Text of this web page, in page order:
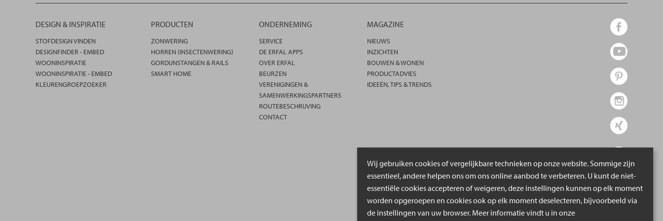
Wij gebruiken cookies of vergelijkbare technieken op onze website. Sommige zijn
essentieel, andere helpen ons om ons online aanbod te verbeteren. U kunt de niet-
essentiële cookies accepteren of weigeren, deze instellingen kunnen op elk moment
worden opgeroepen en cookies ook op elk moment deselecteren, bijvoorbeeld via
de instellingen van uw browser. Meer informatie vindt u in onze
DESIGN & INSPIRATIE
STOFDESIGN VINDEN
DESIGNFINDER - EMBED
WOONINSPIRATIE
WOONINSPIRATIE - EMBED
KLEURENGROEPZOEKER
PRODUCTEN
ZONWERING
HORREN (INSECTENWERING)
GORDIJNSTANGEN & RAILS
SMART HOME
ONDERNEMING
SERVICE
DE ERFAL APPS
OVER ERFAL
BEURZEN
VERENIGINGEN &
SAMENWERKINGSPARTNERS
ROUTEBESCHRIJVING
CONTACT
MAGAZINE
NIEUWS
INZICHTEN
BOUWEN & WONEN
PRODUCTADVIES
IDEEËN, TIPS & TRENDS